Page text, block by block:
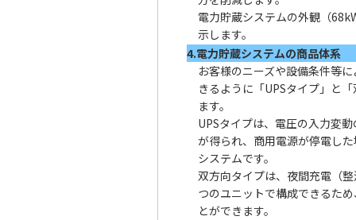
電力貯蔵システムの外観（
示します。
4.電力貯蔵システムの商品体系
お客様のニーズや設備条件等
きるように「UPSタイプ」と
ます。
UPSタイプは、電圧の入力変
が得られ、商用電源が停電し
システムです。
双方向タイプは、夜間充電（
つのユニットで構成できるた
とができます。